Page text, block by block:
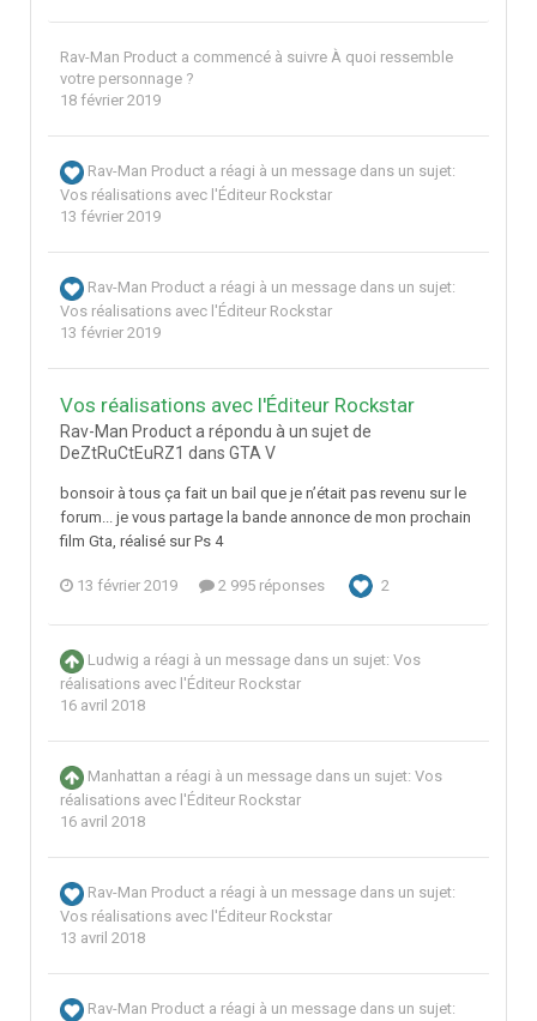
Rav-Man Product a commencé à suivre À quoi ressemble
votre personnage ?
18 février 2019
Rav-Man Product a réagi à un message dans un sujet:
Vos réalisations avec l'Éditeur Rockstar
13 février 2019
Rav-Man Product a réagi à un message dans un sujet:
Vos réalisations avec l'Éditeur Rockstar
13 février 2019
Vos réalisations avec l'Éditeur Rockstar
Rav-Man Product a répondu à un sujet de
DeZtRuCtEuRZ1 dans GTA V
bonsoir à tous ça fait un bail que je n’était pas revenu sur le
forum... je vous partage la bande annonce de mon prochain
film Gta, réalisé sur Ps 4
13 février 2019 2 995 réponses 2
Ludwig a réagi à un message dans un sujet: Vos
réalisations avec l'Éditeur Rockstar
16 avril 2018
Manhattan a réagi à un message dans un sujet: Vos
réalisations avec l'Éditeur Rockstar
16 avril 2018
Rav-Man Product a réagi à un message dans un sujet:
Vos réalisations avec l'Éditeur Rockstar
13 avril 2018
Rav-Man Product a réagi à un message dans un sujet: